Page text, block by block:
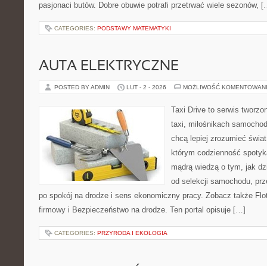
pasjonaci butów. Dobre obuwie potrafi przetrwać wiele sezonów,
CATEGORIES: PODSTAWY MATEMATYKI
AUTA ELEKTRYCZNE
POSTED BY ADMIN LUT - 2 - 2026 MOŻLIWOŚĆ
Taxi Drive to serwis
taxi, miłośnikach
chcą lepiej zrozumieć
którym codzienność
mądrą wiedzą o tym, jak
od selekcji samochodu,
po spokój na drodze i sens ekonomiczny pracy. Zobacz także
firmowy i Bezpieczeństwo na drodze. Ten portal opisuje […]
CATEGORIES: PRZYRODA I EKOLOGIA